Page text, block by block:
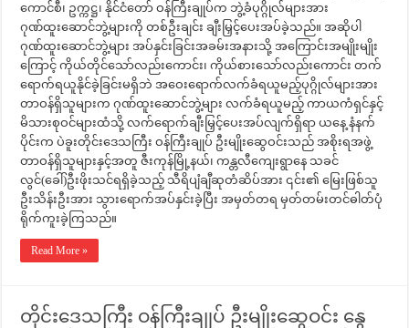
ကောင်စီ၊ ဥက္ကဋ္ဌ၊ နိုင်ငံတော် ဝန်ကြီးချုပ်က ဘွဲ့ခံပုဂ္ဂိုလ်များအား
ဂုဏ်ထူးဆောင်ဘွဲ့များကို တစ်ဦးချင်း ချီးမြှင့်ပေးအပ်ခဲ့သည်။ အဆိုပါ
ဂုဏ်ထူးဆောင်ဘွဲ့များ အပ်နှင်းခြင်းအခမ်းအနားသို့ အကြောင်းအမျိုးမျိုး
ကြောင့် ကိုယ်တိုင်သော်လည်းကောင်း၊ ကိုယ်စားသော်လည်းကောင်း တက်
ရောက်ရယူနိုင်ခဲ့ခြင်းမရှိဘဲ အဝေးရောက်လက်ခံရယူမည့်ပုဂ္ဂိုလ်များအား
တာဝန်ရှိသူများက ဂုဏ်ထူးဆောင်ဘွဲ့များ လက်ခံရယူမည့် ကာယကံရှင်နှင့်
မိသားစုဝင်များထံသို့ လက်ရောက်ချီးမြှင့်ပေးအပ်လျက်ရှိရာ ယနေ့ နံနက်
ပိုင်းက ပဲခူးတိုင်းဒေသကြီး ဝန်ကြီးချုပ် ဦးမျိုးဆွေဝင်းသည် အစိုးရအဖွဲ့
တာဝန်ရှိသူများနှင့်အတူ ဇီးကုန်မြို့နယ်၊ ကန္တလီကျေးရွာနေ သခင်
လွင်(ခေါ်)ဦးဖိုးသင်ရရှိခဲ့သည့် သီရိပျံချီဆုတံဆိပ်အား ၎င်း၏ မြေးဖြစ်သူ
ဦးသိန်းဦးအား သွားရောက်အပ်နှင်းခဲ့ပြီး အမှတ်တရ မှတ်တမ်းတင်ဓါတ်ပုံ
ရိုက်ကူးခဲ့ကြသည်။
Read More »
တိုင်းဒေသကြီး ဝန်ကြီးချုပ် ဦးမျိုးဆွေဝင်း နွေ